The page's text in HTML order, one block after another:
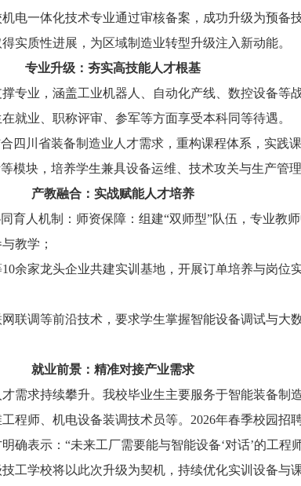
电一体化技术专业通过审核备案，成功升级为预备
实质性进展，为区域制造业转型升级注入新动能。
专业升级：夯实高技能人才根基
专业，涵盖工业机器人、自动化产线、数控设备等
就业、职称评审、参军等方面享受本科同等待遇。
四川省装备制造业人才需求，重构课程体系，实践
模块，培养学生兼具设备运维、技术攻关与生产管理
产教融合：实战赋能人才培养
育人机制：师资保障：组建“双师型”队伍，专业教
教学；
余家龙头企业共建实训基地，开展订单培养与岗位
联调等前沿技术，要求学生掌握智能设备调试与大
就业前景：精准对接产业需求
需求持续攀升。我校毕业生主要服务于智能装备制
程师、机电设备装调技术员等。2026年春季校园招
确表示：“未来工厂需要能与智能设备‘对话’的工程
工学校将以此次升级为契机，持续优化实训设备与